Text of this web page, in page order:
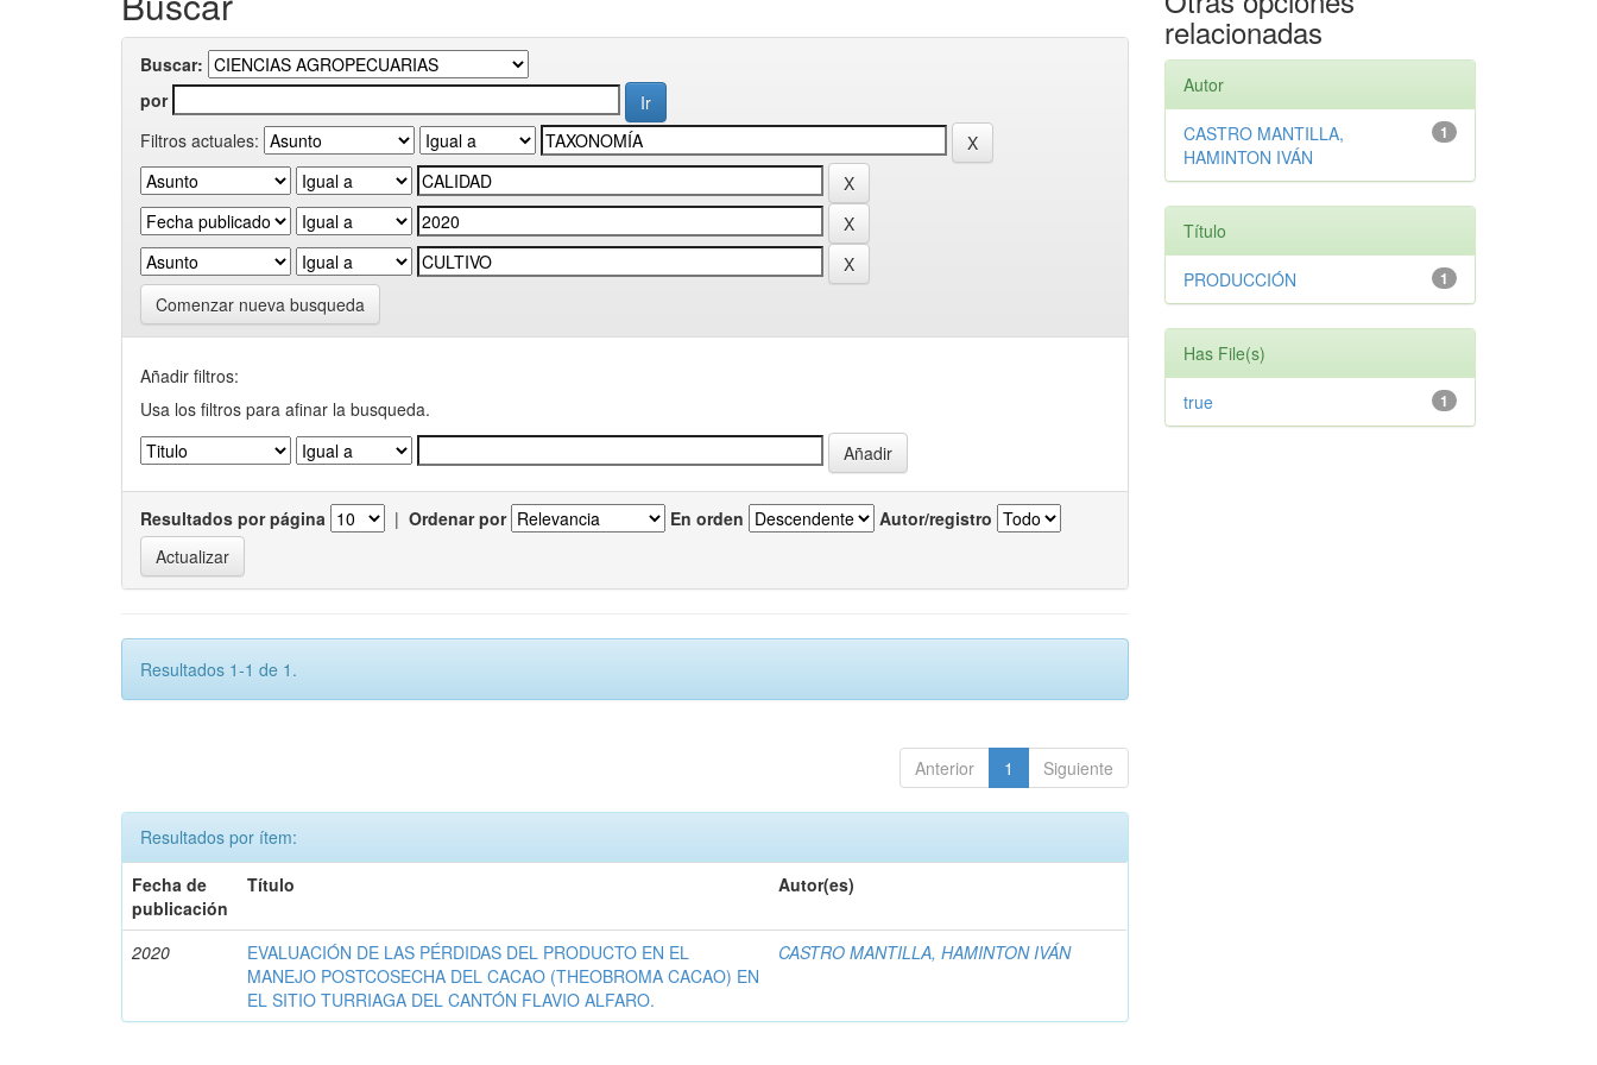
Buscar:
por
Filtros actuales:
Comenzar nueva busqueda
Añadir filtros:
Usa los filtros para afinar la busqueda.
Resultados por página | Ordenar por En orden Autor/registro
Resultados 1-1 de 1.
Anterior 1 Siguiente
Resultados por ítem:
Fecha de
publicación
Título Autor(es)
2020
EVALUACIÓN DE LAS PÉRDIDAS DEL PRODUCTO EN EL
MANEJO POSTCOSECHA DEL CACAO (THEOBROMA CACAO) EN
EL SITIO TURRIAGA DEL CANTÓN FLAVIO ALFARO.
CASTRO MANTILLA, HAMINTON IVÁN
relacionadas
Autor
1
CASTRO MANTILLA,
HAMINTON IVÁN
Título
1
PRODUCCIÓN
Has File(s)
1
true